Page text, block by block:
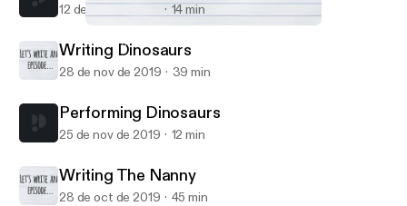
Let's Write an Episode
12 de mar de 2020 14 min
Writing Dinosaurs
28 de nov de 2019 39 min
Performing Dinosaurs
25 de nov de 2019 12 min
Writing The Nanny
28 de oct de 2019 45 min